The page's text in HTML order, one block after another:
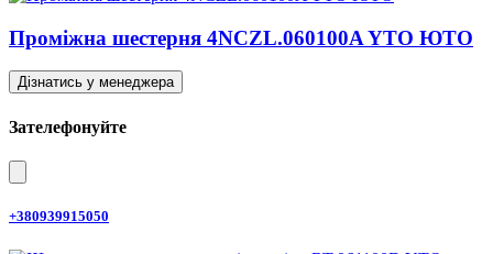
Проміжна шестерня 4NCZL.060100A YTO ЮТО
Дізнатись у менеджера
Зателефонуйте
+380939915050